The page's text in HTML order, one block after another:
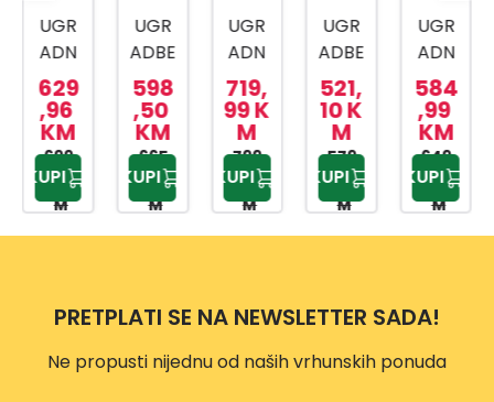
UGR
ADN
A
PEĆN
ICA
BOS
6737
E13X
629
,96
KM
699,
95 K
M
KUPI
UGR
ADBE
NA
PEĆN
ICA
BBIM
113N
OX
598
,50
KM
665,
00 K
M
KUPI
UGR
ADN
A
PEĆN
ICA
BBIM
1740
0BDS
719,
99 K
M
799,
99 K
M
KUPI
UGR
ADBE
NA
PEĆN
ICA
BBIC1
2300
XD
521,
10 K
M
579,
00 K
M
KUPI
UGR
ADN
A
PEĆ
BOS
6737
E06B
584
,99
KM
649,
99 K
M
KUPI
PRETPLATI SE NA NEWSLETTER SADA!
Ne propusti nijednu od naših vrhunskih ponuda